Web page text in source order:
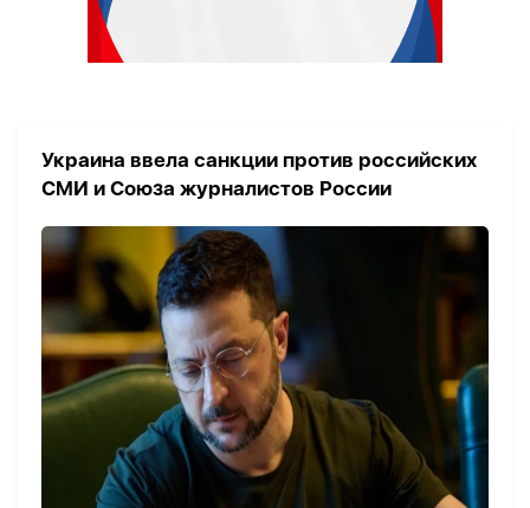
Украина ввела санкции против российских
СМИ и Союза журналистов России